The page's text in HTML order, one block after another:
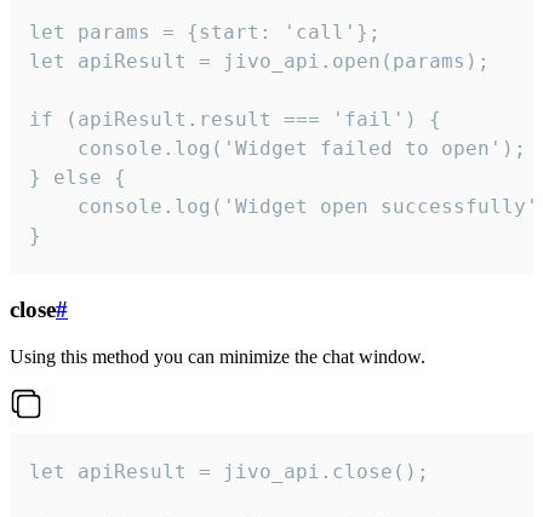
let params = {start: 'call'};
let apiResult = jivo_api.open(params);
if (apiResult.result === 'fail') {
    console.log('Widget failed to open');
} else {
console.log('Widget open
}
close#
Using this method you can minimize the chat window.
let apiResult = jivo_api.close();